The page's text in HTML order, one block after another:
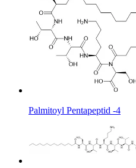
Palmitoyl Pentapeptid -4